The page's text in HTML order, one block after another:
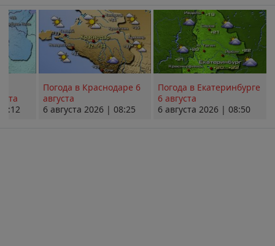
Погода в Краснодаре 6
августа
6 августа 2026 | 08:25
Погода в Екатеринбурге
6 августа
6 августа 2026 | 08:50